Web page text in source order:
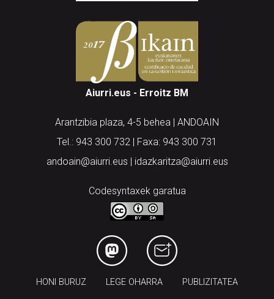
Aiurri.eus - Erroitz BM
Arantzibia plaza, 4-5 behea | ANDOAIN
Tel.: 943 300 732 | Faxa: 943 300 731
andoain@aiurri.eus | idazkaritza@aiurri.eus
Codesyntaxek garatua
HONI BURUZ LEGE OHARRA PUBLIZITATEA